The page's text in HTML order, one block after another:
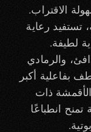
الاقتراب.
تستفيد رعاية
لطيفة.
والرمادي
بفاعلية أكبر
ذات
تمنح انطباعًا